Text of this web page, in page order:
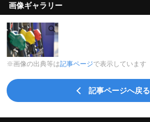
画像ギャラリー
※画像の出典等は記事ページで表示しています
記事ページへ戻る